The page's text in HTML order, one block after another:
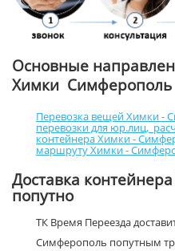
Основные
Химки Симферополь
Перевозка вещей Химки -
перевозки для юр.лиц,
контейнера Химки -
маршруту Химки -
Доставка
попутно
ТК Время Переезда
Симферополь попутным